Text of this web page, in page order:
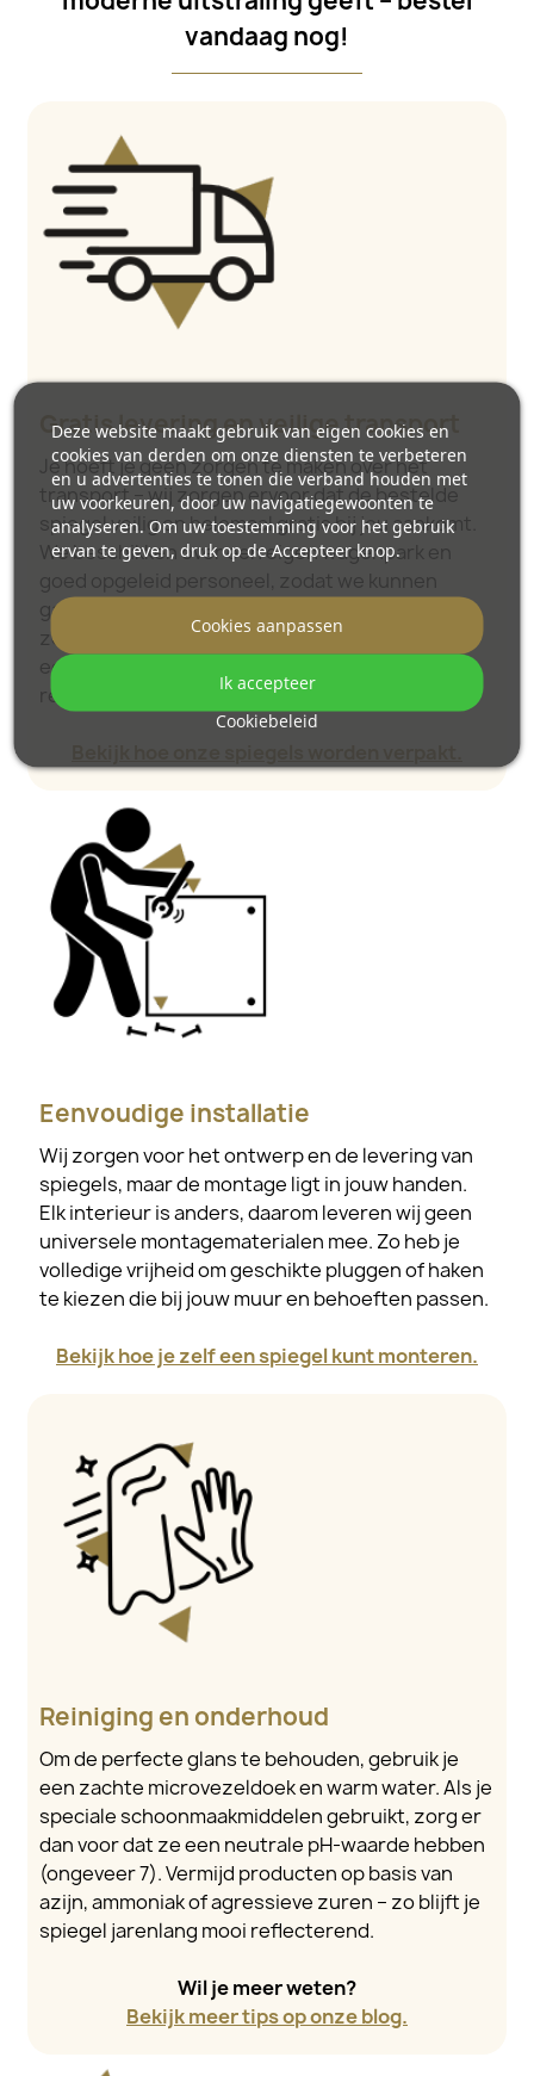
vandaag nog!
Gratis levering en veilige transport
Je hoeft je geen zorgen te maken over het
transport – wij zorgen ervoor dat de bestelde
spiegel veilig en helemaal gratis bij jou aankomt.
We beschikken over een eigen wagenpark en
goed opgeleid personeel, zodat we kunnen
garanderen dat je spiegel onbeschadigd en
zonder extra kosten wordt geleverd. Zelfs als je
een spiegel van groot formaat bestelt, kun je
rekenen op een vlotte levering.
Eenvoudige installatie
Wij zorgen voor het ontwerp en de levering van
spiegels, maar de montage ligt in jouw handen.
Elk interieur is anders, daarom leveren wij geen
universele montagematerialen mee. Zo heb je
volledige vrijheid om geschikte pluggen of haken
te kiezen die bij jouw muur en behoeften passen.
Bekijk hoe je zelf een spiegel kunt monteren.
Reiniging en onderhoud
Om de perfecte glans te behouden, gebruik je
een zachte microvezeldoek en warm water. Als je
speciale schoonmaakmiddelen gebruikt, zorg er
dan voor dat ze een neutrale pH-waarde hebben
(ongeveer 7). Vermijd producten op basis van
azijn, ammoniak of agressieve zuren – zo blijft je
spiegel jarenlang mooi reflecterend.
Wil je meer weten?
Bekijk meer tips op onze blog.
Deze website maakt gebruik van eigen cookies en
cookies van derden om onze diensten te verbeteren
en u advertenties te tonen die verband houden met
uw voorkeuren, door uw navigatiegewoonten te
analyseren. Om uw toestemming voor het gebruik
ervan te geven, druk op de Accepteer knop.
Cookiebeleid
Cookies aanpassen
Ik accepteer